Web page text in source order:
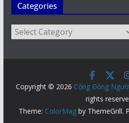
Categories
Categories
Copyright © 2026 Cộng Đồng
rights
Theme: ColorMagby ThemeGrill.